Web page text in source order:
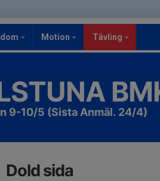
Motion Tävling
9-10/5 (Sista Anmäl. 24/4)
Dold sida